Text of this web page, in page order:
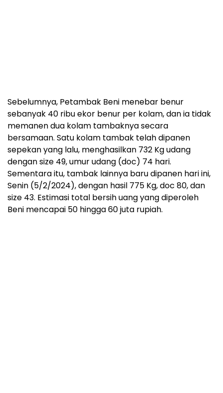
Sebelumnya, Petambak Beni menebar benur
sebanyak 40 ribu ekor benur per kolam, dan ia tidak
memanen dua kolam tambaknya secara
bersamaan. Satu kolam tambak telah dipanen
sepekan yang lalu, menghasilkan 732 Kg udang
dengan size 49, umur udang (doc) 74 hari.
Sementara itu, tambak lainnya baru dipanen hari ini,
Senin (5/2/2024), dengan hasil 775 Kg, doc 80, dan
size 43. Estimasi total bersih uang yang diperoleh
Beni mencapai 50 hingga 60 juta rupiah.